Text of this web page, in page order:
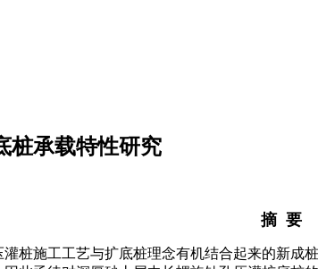
桩承载特性研究
摘 要
桩施工工艺与扩底桩理念有机结合起来的新